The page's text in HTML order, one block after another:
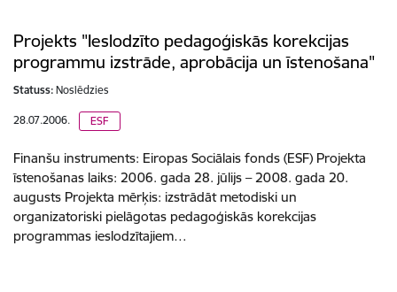
Projekts "Ieslodzīto pedagoģiskās korekcijas
programmu izstrāde, aprobācija un īstenošana"
Statuss: Noslēdzies
28.07.2006. ESF
Finanšu instruments: Eiropas Sociālais fonds (ESF) Projekta
īstenošanas laiks: 2006. gada 28. jūlijs – 2008. gada 20.
augusts Projekta mērķis: izstrādāt metodiski un
organizatoriski pielāgotas pedagoģiskās korekcijas
programmas ieslodzītajiem…